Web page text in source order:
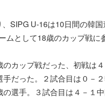
SIPG U-16は10日間の韓
ムとして18歳のカップ戦に
カップ戦だった、初戦は
だった。２試合目は０－
選手。３試合目は４－１中